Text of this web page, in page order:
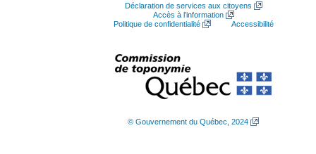
Déclaration de services aux citoyens
Accès à l’information
Politique de confidentialité
Accessibilité
© Gouvernement du Québec, 2024